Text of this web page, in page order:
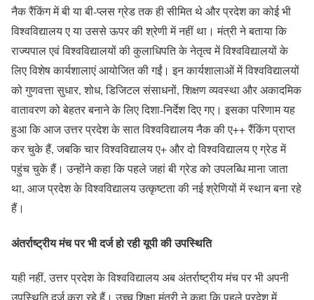
नैक रैंकिंग में बी या बी-प्लस ग्रेड तक ही सीमित थे और प्रदेश का कोई भी
विश्वविद्यालय ए या उससे ऊपर की श्रेणी में नहीं था। मंत्री ने बताया कि
राज्यपाल एवं विश्वविद्यालयों की कुलाधिपति के नेतृत्व में विश्वविद्यालयों के
लिए विशेष कार्यशालाएं आयोजित की गईं। इन कार्यशालाओं में विश्वविद्यालयों
को गुणवत्ता सुधार, शोध, डिजिटल संसाधनों, शिक्षण व्यवस्था और अकादमिक
वातावरण को बेहतर बनाने के लिए दिशा-निर्देश दिए गए। इसका परिणाम यह
हुआ कि आज उत्तर प्रदेश के सात विश्वविद्यालय नैक की ए++ रैंकिंग प्राप्त
कर चुके हैं, जबकि चार विश्वविद्यालय ए+ और दो विश्वविद्यालय ए ग्रेड में
पहुंच चुके हैं। उन्होंने कहा कि पहले जहां बी ग्रेड को उपलब्धि माना जाता
था, आज प्रदेश के विश्वविद्यालय उत्कृष्टता की नई श्रेणियों में स्थान बना रहे
हैं।
अंतर्राष्ट्रीय मंच पर भी दर्ज हो रही यूपी की उपस्थिति
यही नहीं, उत्तर प्रदेश के विश्वविद्यालय अब अंतर्राष्ट्रीय मंच पर भी अपनी
उपस्थिति दर्ज करा रहे हैं। उच्च शिक्षा मंत्री ने कहा कि पहले प्रदेश में